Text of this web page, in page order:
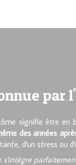
par
signifie être en
des années
d'un stress ou
s'intègre